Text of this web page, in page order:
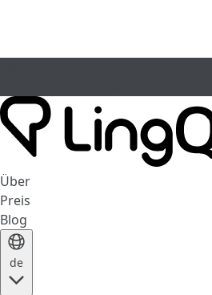
Über
Preis
Blog
de